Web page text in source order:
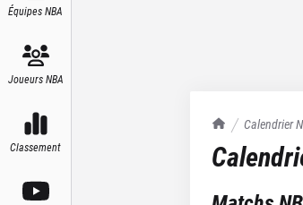
Équipes NBA
Joueurs NBA
Classement
TrashTalk Actu
Calendrier